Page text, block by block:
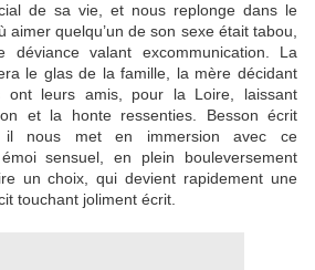
de sa vie, et nous replonge dans le
aimer quelqu’un de son sexe était tabou,
déviance valant excommunication. La
le glas de la famille, la mère décidant
leurs amis, pour la Loire, laissant
et la honte ressenties. Besson écrit
il nous met en immersion avec ce
sensuel, en plein bouleversement
un choix, qui devient rapidement une
touchant joliment écrit.